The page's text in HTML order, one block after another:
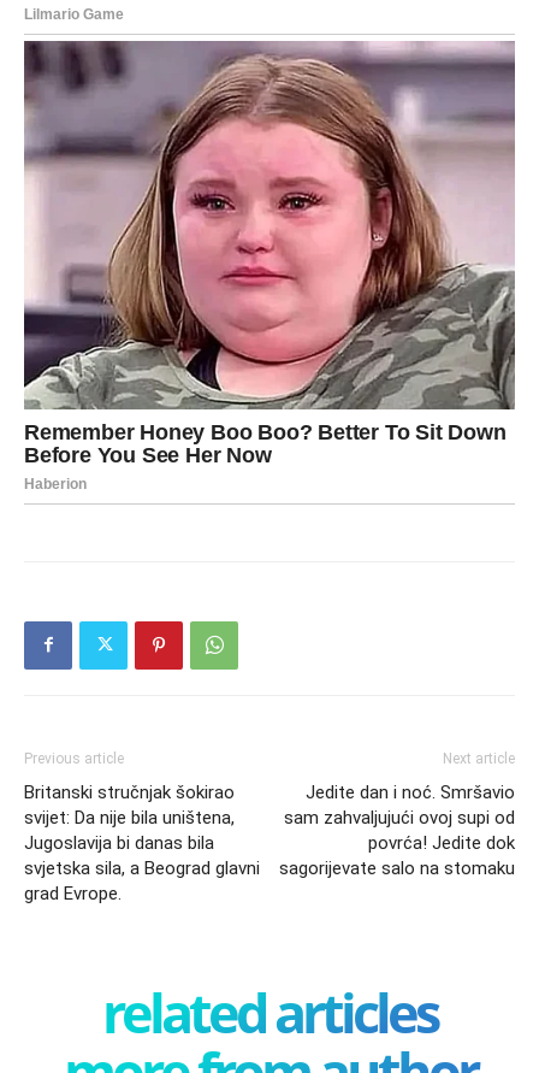
Previous article
Britanski stručnjak šokirao
svijet: Da nije bila uništena,
Jugoslavija bi danas bila
svjetska sila, a Beograd glavni
grad Evrope.
Next article
Jedite dan i noć. Smršavio
sam zahvaljujući ovoj supi od
povrća! Jedite dok
sagorijevate salo na stomaku
related articles